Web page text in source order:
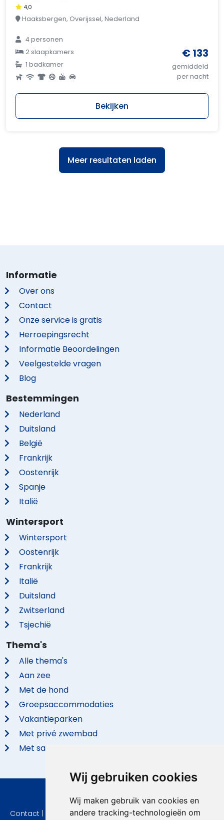
Wij gebruiken cookies
Wij maken gebruik van cookies en
andere tracking-technologieën om
4,0
Haaksbergen, Overijssel, Nederland
4 personen
2 slaapkamers
1 badkamer
€ 133
gemiddeld
per nacht
Bekijken
Meer resultaten laden
Informatie
Over ons
Contact
Onze service is gratis
Herroepingsrecht
Informatie Beoordelingen
Veelgestelde vragen
Blog
Bestemmingen
Nederland
Duitsland
België
Frankrijk
Oostenrijk
Spanje
Italië
Wintersport
Wintersport
Oostenrijk
Frankrijk
Italië
Duitsland
Zwitserland
Tsjechië
Thema's
Alle thema's
Aan zee
Met de hond
Groepsaccommodaties
Vakantieparken
Met privé zwembad
Met sauna
© 2026 VidaVilla.com
Contact Privacy|Cookie instellingen|Herroepingsrecht